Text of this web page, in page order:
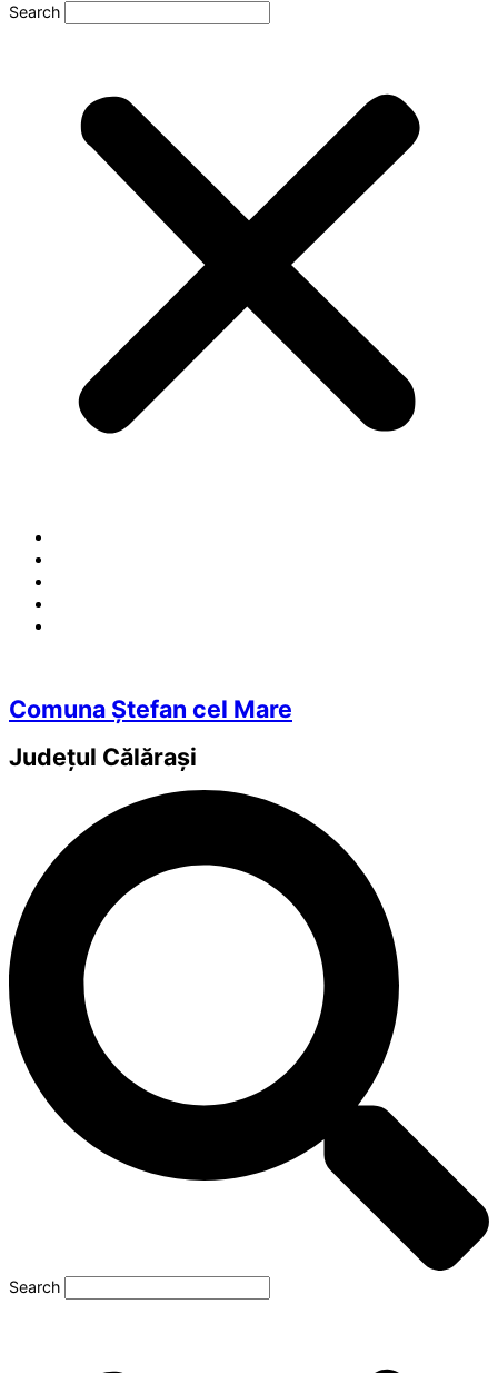
Search
Comuna Ștefan cel Mare
Județul Călărași
Search